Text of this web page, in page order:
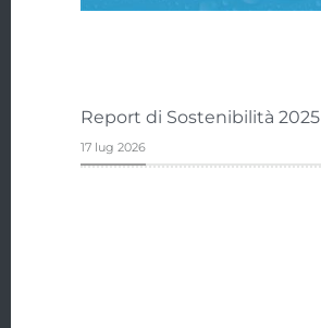
Report di Sostenibilità 2025
17 lug 2026